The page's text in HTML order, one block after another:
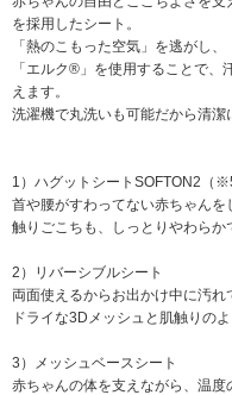
を採用したシート。
「熱のこもった空気」を逃がし
「エルク®」を使用することで
えます。
洗濯機で丸洗いも可能だから清潔
1）ハグットシートSOFTON2（
首や腰がすわってない赤ちゃんを
触りごこちも、しっとりやわらか
2）リバーシブルシート
両面使えるからお出かけ中に汚れ
ドライな3Dメッシュと肌触りの
3）メッシュベースシート
赤ちゃんの体を支えながら、温